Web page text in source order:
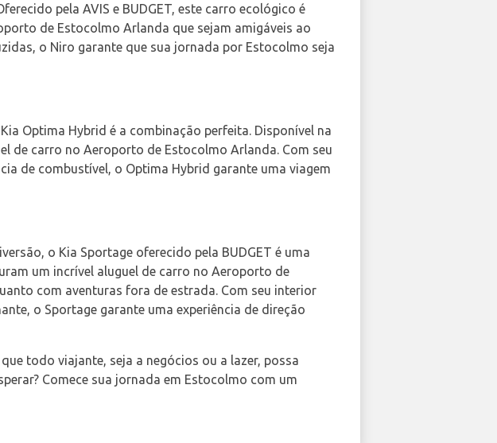
pela AVIS e BUDGET, este carro ecológico é
de Estocolmo Arlanda que sejam amigáveis ao
o Niro garante que sua jornada por Estocolmo seja
Optima Hybrid é a combinação perfeita. Disponível na
de carro no Aeroporto de Estocolmo Arlanda. Com seu
de combustível, o Optima Hybrid garante uma viagem
o Kia Sportage oferecido pela BUDGET é uma
um incrível aluguel de carro no Aeroporto de
com aventuras fora de estrada. Com seu interior
o Sportage garante uma experiência de direção
todo viajante, seja a negócios ou a lazer, possa
Comece sua jornada em Estocolmo com um